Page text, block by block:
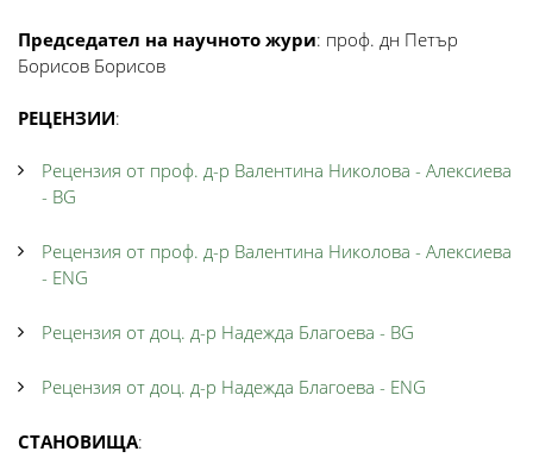
Председател на научното жури: проф. дн Петър
Борисов Борисов
РЕЦЕНЗИИ:
Рецензия от проф. д-р Валентина Николова - Алексиева
- BG
Рецензия от проф. д-р Валентина Николова - Алексиева
- ENG
Рецензия от доц. д-р Надежда Благоева - BG
Рецензия от доц. д-р Надежда Благоева - ENG
СТАНОВИЩА: